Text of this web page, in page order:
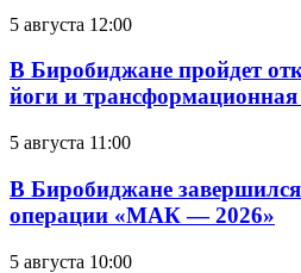
5 августа 12:00
В Биробиджане пройдет
йоги и
5 августа 11:00
В Биробиджане
операции «МАК — 2026»
5 августа 10:00